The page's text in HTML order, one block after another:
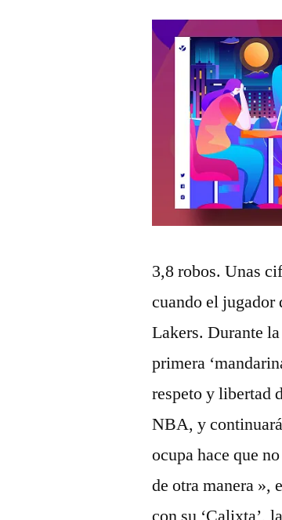
3,8 robos. Unas
cuando el jugador
Lakers. Durante
primera
respeto y libertad
NBA, y
ocupa hace que
de otra manera »,